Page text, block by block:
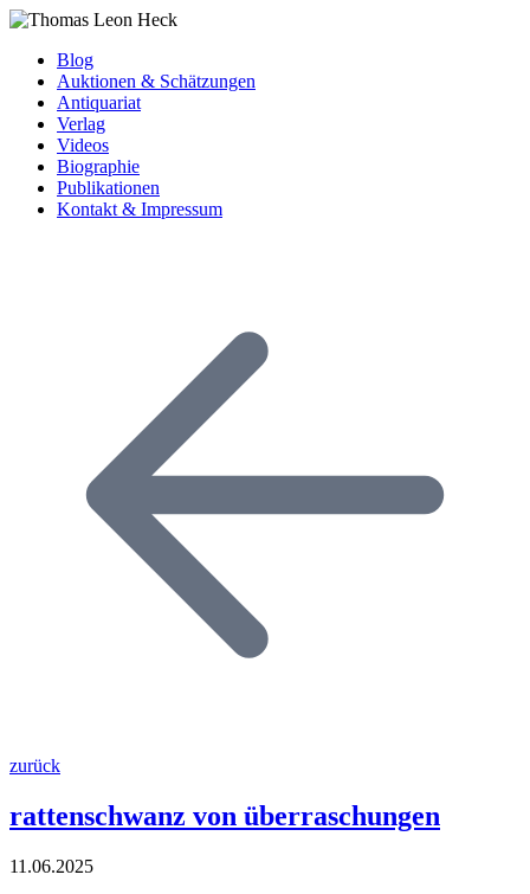
Blog
Auktionen & Schätzungen
Antiquariat
Verlag
Videos
Biographie
Publikationen
Kontakt & Impressum
zurück
rattenschwanz von überraschungen
11.06.2025